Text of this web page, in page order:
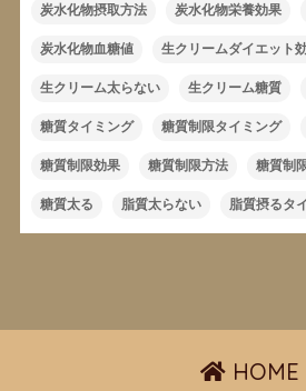
炭水化物摂取方法 炭水化物栄養効果
炭水化物血糖値 生クリームダイエット
生クリーム太らない 生クリーム糖質
糖質タイミング 糖質制限タイミング
糖質制限効果 糖質制限方法 糖質制
糖質太る 脂質太らない 脂質摂るタ
HOME